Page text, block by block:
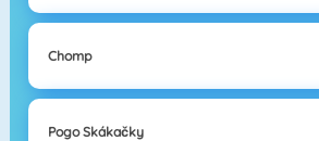
Chomp
Pogo Skákačky